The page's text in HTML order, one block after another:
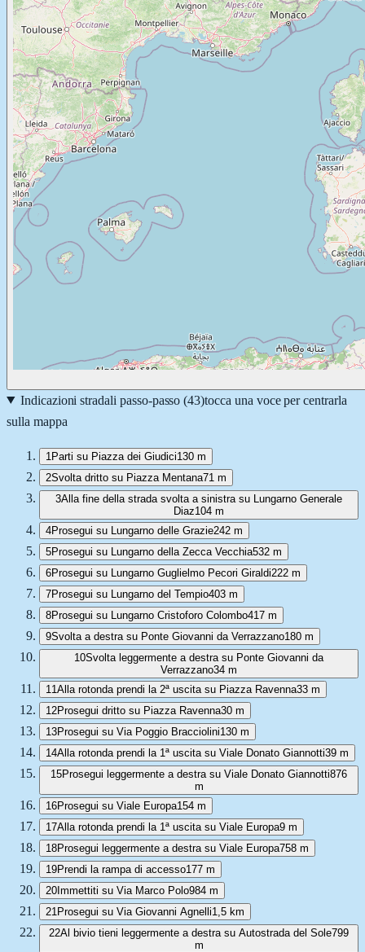
Indicazioni stradali passo-passo (43)tocca una voce per centrarla
sulla mappa
1 Parti su Piazza dei Giudici130 m
2Svolta dritto su Piazza Mentana71 m
3Alla fine della strada svolta a sinistra su Lungarno Generale
Diaz104 m
4Prosegui su Lungarno delle Grazie242 m
5Prosegui su Lungarno della Zecca Vecchia532 m
6Prosegui su Lungarno Guglielmo Pecori Giraldi222 m
7Prosegui su Lungarno del Tempio403 m
8Prosegui su Lungarno Cristoforo Colombo417 m
9Svolta a destra su Ponte Giovanni da Verrazzano180 m
10Svolta leggermente a destra su Ponte Giovanni da
Verrazzano34 m
11Alla rotonda prendi la 2ª uscita su Piazza Ravenna33 m
12Prosegui dritto su Piazza Ravenna30 m
13Prosegui su Via Poggio Bracciolini130 m
14Alla rotonda prendi la 1ª uscita su Viale Donato Giannotti39 m
15Prosegui leggermente a destra su Viale Donato Giannotti876
m
16Prosegui su Viale Europa154 m
17Alla rotonda prendi la 1ª uscita su Viale Europa9 m
18Prosegui leggermente a destra su Viale Europa758 m
19Prendi la rampa di accesso177 m
20Immettiti su Via Marco Polo984 m
21 Prosegui su Via Giovanni Agnelli1,5 km
22Al bivio tieni leggermente a destra su Autostrada del Sole799
m